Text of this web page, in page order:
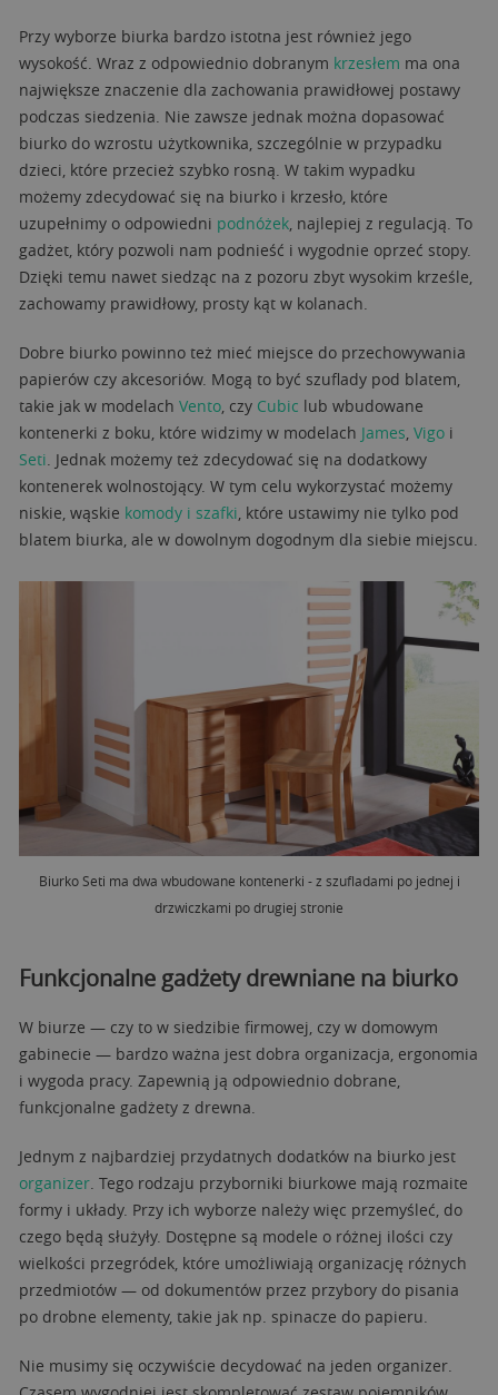
Przy wyborze biurka bardzo istotna jest również jego
wysokość. Wraz z odpowiednio dobranym krzesłem ma ona
największe znaczenie dla zachowania prawidłowej postawy
podczas siedzenia. Nie zawsze jednak można dopasować
biurko do wzrostu użytkownika, szczególnie w przypadku
dzieci, które przecież szybko rosną. W takim wypadku
możemy zdecydować się na biurko i krzesło, które
uzupełnimy o odpowiedni podnóżek, najlepiej z regulacją. To
gadżet, który pozwoli nam podnieść i wygodnie oprzeć stopy.
Dzięki temu nawet siedząc na z pozoru zbyt wysokim krześle,
zachowamy prawidłowy, prosty kąt w kolanach.
Dobre biurko powinno też mieć miejsce do przechowywania
papierów czy akcesoriów. Mogą to być szuflady pod blatem,
takie jak w modelach Vento, czy Cubic lub wbudowane
kontenerki z boku, które widzimy w modelach James, Vigo i
Seti. Jednak możemy też zdecydować się na dodatkowy
kontenerek wolnostojący. W tym celu wykorzystać możemy
niskie, wąskie komody i szafki, które ustawimy nie tylko pod
blatem biurka, ale w dowolnym dogodnym dla siebie miejscu.
Biurko Seti ma dwa wbudowane kontenerki - z szufladami po jednej i
drzwiczkami po drugiej stronie
Funkcjonalne gadżety drewniane na biurko
W biurze — czy to w siedzibie firmowej, czy w domowym
gabinecie — bardzo ważna jest dobra organizacja, ergonomia
i wygoda pracy. Zapewnią ją odpowiednio dobrane,
funkcjonalne gadżety z drewna.
Jednym z najbardziej przydatnych dodatków na biurko jest
organizer. Tego rodzaju przyborniki biurkowe mają rozmaite
formy i układy. Przy ich wyborze należy więc przemyśleć, do
czego będą służyły. Dostępne są modele o różnej ilości czy
wielkości przegródek, które umożliwiają organizację różnych
przedmiotów — od dokumentów przez przybory do pisania
po drobne elementy, takie jak np. spinacze do papieru.
Nie musimy się oczywiście decydować na jeden organizer.